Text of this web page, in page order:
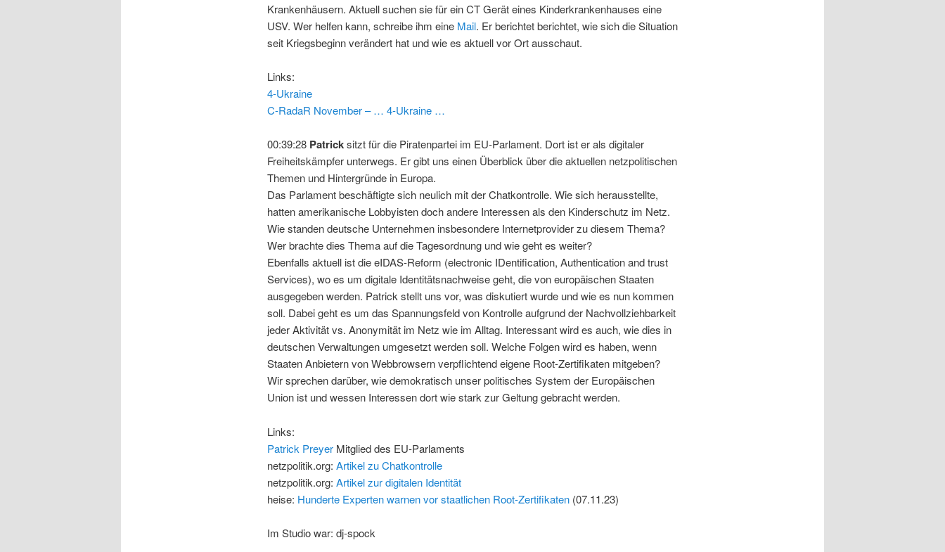
Krankenhäusern. Aktuell suchen sie für ein CT Gerät eines Kinderkrankenhauses eine
USV. Wer helfen kann, schreibe ihm eine Mail. Er berichtet berichtet, wie sich die Situation
seit Kriegsbeginn verändert hat und wie es aktuell vor Ort ausschaut.
Links:
4-Ukraine
C-RadaR November – … 4-Ukraine …
00:39:28 Patricksitzt für die Piratenpartei im EU-Parlament. Dort ist er als digitaler
Freiheitskämpfer unterwegs. Er gibt uns einen Überblick über die aktuellen netzpolitischen
Themen und Hintergründe in Europa.
Das Parlament beschäftigte sich neulich mit der Chatkontrolle. Wie sich herausstellte,
hatten amerikanische Lobbyisten doch andere Interessen als den Kinderschutz im Netz.
Wie standen deutsche Unternehmen insbesondere Internetprovider zu diesem Thema?
Wer brachte dies Thema auf die Tagesordnung und wie geht es weiter?
Ebenfalls aktuell ist die eIDAS-Reform (electronic IDentification, Authentication and trust
Services), wo es um digitale Identitätsnachweise geht, die von europäischen Staaten
ausgegeben werden. Patrick stellt uns vor, was diskutiert wurde und wie es nun kommen
soll. Dabei geht es um das Spannungsfeld von Kontrolle aufgrund der Nachvollziehbarkeit
jeder Aktivität vs. Anonymität im Netz wie im Alltag. Interessant wird es auch, wie dies in
deutschen Verwaltungen umgesetzt werden soll. Welche Folgen wird es haben, wenn
Staaten Anbietern von Webbrowsern verpflichtend eigene Root-Zertifikaten mitgeben?
Wir sprechen darüber, wie demokratisch unser politisches System der Europäischen
Union ist und wessen Interessen dort wie stark zur Geltung gebracht werden.
Links:
Patrick PreyerMitglied des EU-Parlaments
netzpolitik.org: Artikel zu Chatkontrolle
netzpolitik.org: Artikel zur digitalen Identität
heise: Hunderte Experten warnen vor staatlichen Root-Zertifikaten(07.11.23)
Im Studio war: dj-spock